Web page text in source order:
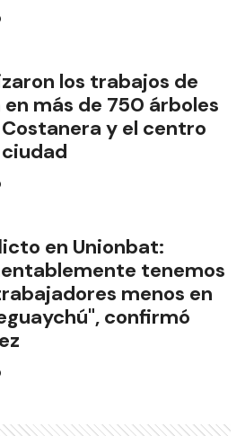
los trabajos de
más de 750 árboles
y el centro
en Unionbat:
tenemos
menos en
confirmó